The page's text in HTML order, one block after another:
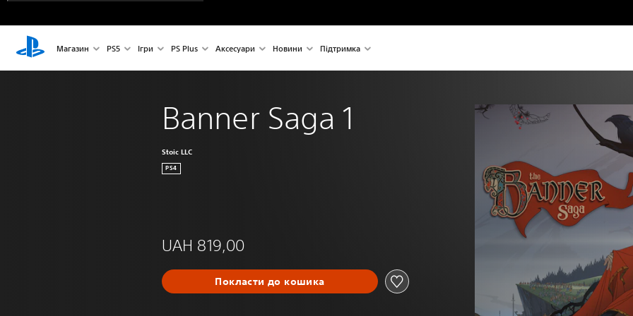
Магазин PS5 Ігри PS Plus Аксесуари Новини Підтримка
Banner Saga 1
Stoic LLC
PS4
UAH 819,00
Покласти до кошика